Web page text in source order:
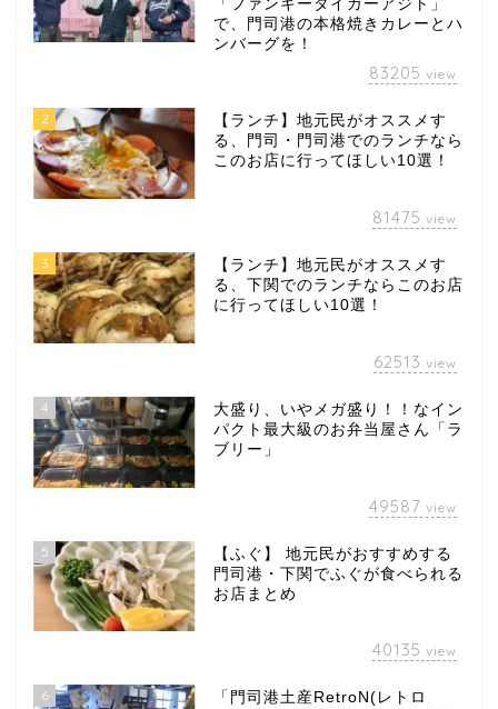
「ファンキータイガーアジト」
で、門司港の本格焼きカレーとハ
ンバーグを！
83205 view
2
【ランチ】地元民がオススメす
る、門司・門司港でのランチなら
このお店に行ってほしい10選！
81475 view
3
【ランチ】地元民がオススメす
る、下関でのランチならこのお店
に行ってほしい10選！
62513 view
4
大盛り、いやメガ盛り！！なイン
パクト最大級のお弁当屋さん「ラ
ブリー」
49587 view
5
【ふぐ】 地元民がおすすめする
門司港・下関でふぐが食べられる
お店まとめ
40135 view
6
「門司港土産RetroN(レトロ